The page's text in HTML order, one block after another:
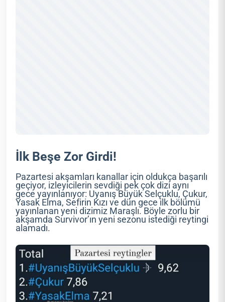
İlk Beşe Zor Girdi!
Pazartesi akşamları kanallar için oldukça başarılı
geçiyor, izleyicilerin sevdiği pek çok dizi aynı
gece yayınlanıyor: Uyanış Büyük Selçuklu, Çukur,
Yasak Elma, Sefirin Kızı ve dün gece ilk bölümü
yayınlanan yeni dizimiz Maraşlı. Böyle zorlu bir
akşamda Survivor’ın yeni sezonu istediği reytingi
alamadı.